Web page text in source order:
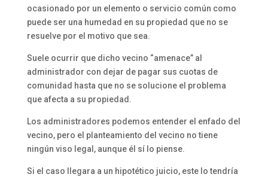
ocasionado por un elemento o servicio común como
puede ser una humedad en su propiedad que no se
resuelve por el motivo que sea.
Suele ocurrir que dicho vecino “amenace” al
administrador con dejar de pagar sus cuotas de
comunidad hasta que no se solucione el problema
que afecta a su propiedad.
Los administradores podemos entender el enfado del
vecino, pero el planteamiento del vecino no tiene
ningún viso legal, aunque él sí lo piense.
Si el caso llegara a un hipotético juicio, este lo tendría